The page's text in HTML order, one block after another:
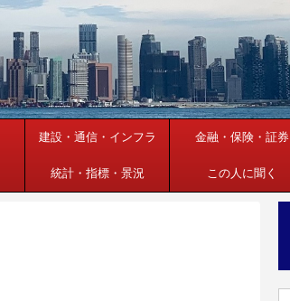
建設・通信・インフラ 金融・保険・証券
統計・指標・景況 この人に聞く